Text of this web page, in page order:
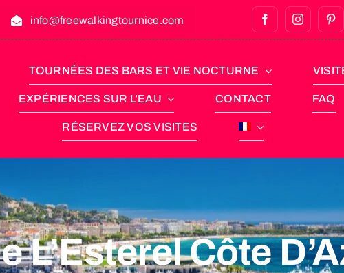
info@freewalkingtournice.com
TOURNÉES DES BARS ET VIE NOCTURNE
EXPÉRIENCES SUR L’EAU CONTACT FAQ
RÉSERVEZ VOS VISITES
L’Esterel Côte